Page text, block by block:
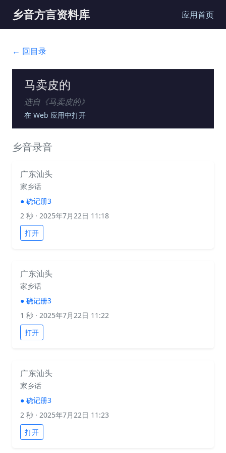
乡音方言资料库 应用首页
← 回目录
马卖皮的
选自《马卖皮的》
在 Web 应用中打开
乡音录音
广东汕头
家乡话
● 硗记册3
2 秒 · 2025年7月22日 11:18
打开
广东汕头
家乡话
● 硗记册3
1 秒 · 2025年7月22日 11:22
打开
广东汕头
家乡话
● 硗记册3
2 秒 · 2025年7月22日 11:23
打开